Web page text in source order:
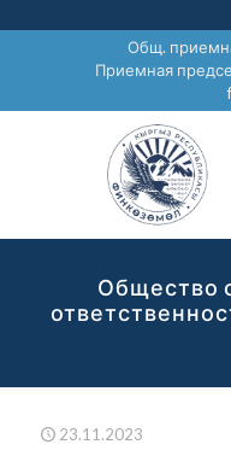
Общ.
Приемная
Общество
23.11.2023